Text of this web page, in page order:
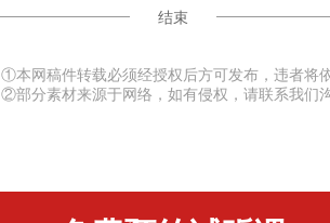
结束
①本网稿件转载必须经授权后方可发布，违者将
②部分素材来源于网络，如有侵权，请联系我们沟